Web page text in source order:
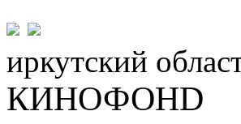
иркутский
КИНОФОНD